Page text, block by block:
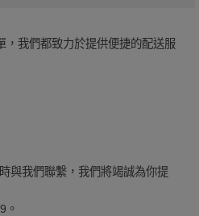
，我們都致力於提供便捷的配送服
與我們聯繫，我們將竭誠為你提
。